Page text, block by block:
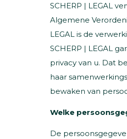
SCHERP | LEGAL
Algemene
LEGAL is de
SCHERP | LEGAL
privacy van u. Dat
haar
bewaken van
Welke
De